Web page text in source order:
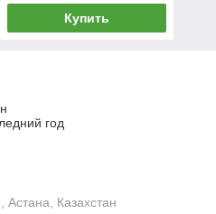
Купить
год
Казахстан